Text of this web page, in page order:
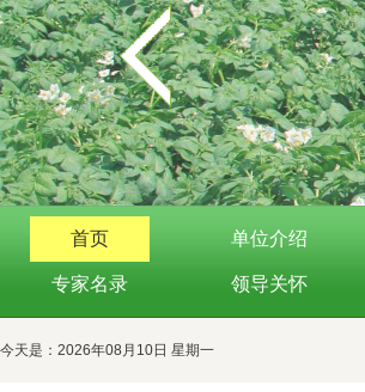
首页 单位介绍
专家名录 领导关怀
今天是：2026年08月10日 星期一